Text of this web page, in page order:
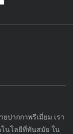
ยปากกาพรีเมี่ยม เรา
โนโลยีที่ทันสมัย ใน